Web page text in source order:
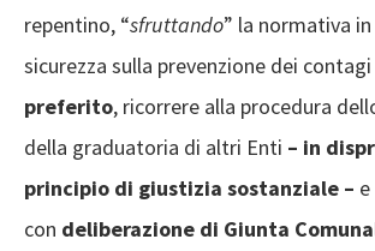
repentino, “sfruttando” la normativa
sicurezza sulla prevenzione dei
preferito, ricorrere alla procedura
della graduatoria di altri Enti – in
principio di giustizia sostanziale – e
con deliberazione di Giunta